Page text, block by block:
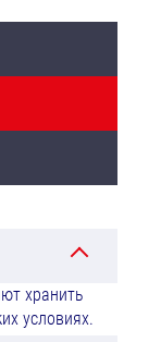
хранить
условиях.